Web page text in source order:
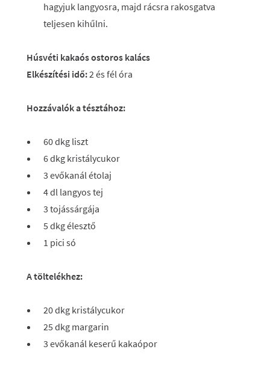
hagyjuk langyosra, majd rácsra rakosgatva
teljesen kihűlni.
Húsvéti kakaós ostoros kalács
Elkészítési idő:2 és fél óra
Hozzávalók a tésztához:
60 dkg liszt
6 dkg kristálycukor
3 evőkanál étolaj
4 dl langyos tej
3 tojássárgája
5 dkg élesztő
1 pici só
A töltelékhez:
20 dkg kristálycukor
25 dkg margarin
3 evőkanál keserű kakaópor